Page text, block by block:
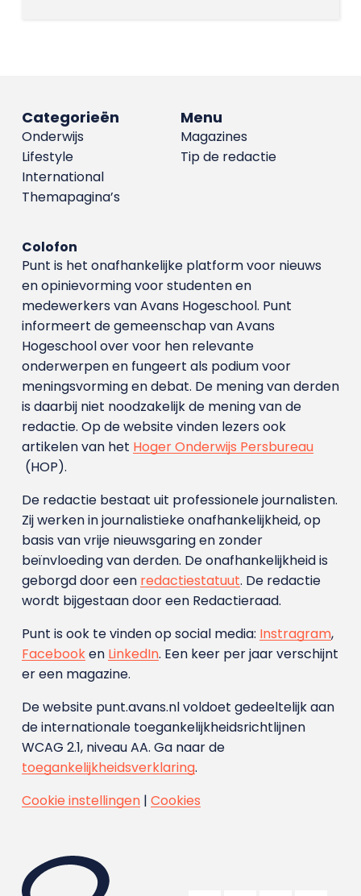
Menu
Magazines
Tip de redactie
Categorieën
Onderwijs
Lifestyle
International
Themapagina’s
Colofon
Punt is het onafhankelijke platform voor nieuws
en opinievorming voor studenten en
medewerkers van Avans Hoge­school. Punt
informeert de gemeenschap van Avans
Hogeschool over voor hen relevante
onderwerpen en fungeert als podium voor
meningsvorming en debat. De mening van derden
is daarbij niet noodzakelijk de mening van de
redactie. Op de website vinden lezers ook
artikelen van het Hoger Onderwijs Persbureau
(HOP).
De redactie bestaat uit professionele journalisten.
Zij werken in journalistieke onafhankelijkheid, op
basis van vrije nieuwsgaring en zonder
beïnvloeding van derden. De onafhankelijkheid is
geborgd door een redactiestatuut. De redactie
wordt bijgestaan door een Redactieraad.
Punt is ook te vinden op social media: Instragram,
Facebooken LinkedIn. Een keer per jaar verschijnt
er een magazine.
De website punt.avans.nl voldoet gedeeltelijk aan
de internationale toegankelijkheidsrichtlijnen
WCAG 2.1, niveau AA. Ga naar de
toegankelijkheidsverklaring.
Cookie instellingen| Cookies